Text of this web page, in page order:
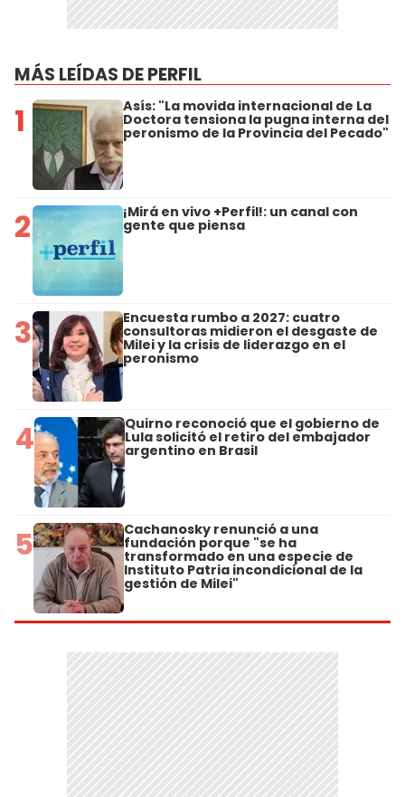
MÁS LEÍDAS DE PERFIL
1 Asís: "La movida internacional de La
Doctora tensiona la pugna interna del
peronismo de la Provincia del Pecado"
2 ¡Mirá en vivo +Perfil!: un canal con
gente que piensa
3 Encuesta rumbo a 2027: cuatro
consultoras midieron el desgaste de
Milei y la crisis de liderazgo en el
peronismo
4 Quirno reconoció que el gobierno de
Lula solicitó el retiro del embajador
argentino en Brasil
5 Cachanosky renunció a una
fundación porque "se ha
transformado en una especie de
Instituto Patria incondicional de la
gestión de Milei"